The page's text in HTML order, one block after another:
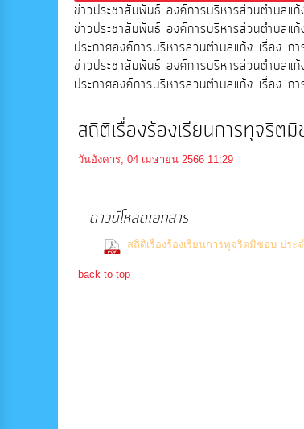
ข่าวประชาสัมพันธ์ องค์การบริหารส่วนตำบลแก้
ข่าวประชาสัมพันธ์ องค์การบริหารส่วนตำบลแก้
ประกาศองค์การบริหารส่วนตำบลแก้ง เรื่อ
ข่าวประชาสัมพันธ์ องค์การบริหารส่วนตำบลแก้
ประกาศองค์การบริหารส่วนตำบลแก้ง เรื่อ
สถิติเรื่องร้องเรียนการทุจริ
วันอังคาร, 04 เมษายน 2566 11:29
ดาวน์โหลดเอกสาร
สถิติเรื่องร้องเรียนการทุจริตมิชอบ ปร
back to top